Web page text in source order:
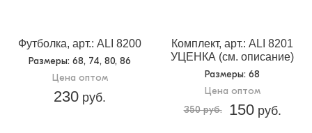
Футболка, арт.: ALI 8200
Размеры: 68, 74, 80, 86
Цена оптом
230 руб.
Комплект, арт.: ALI 8201
УЦЕНКА (см. описание)
Размеры: 68
Цена оптом
350 руб.
150руб.